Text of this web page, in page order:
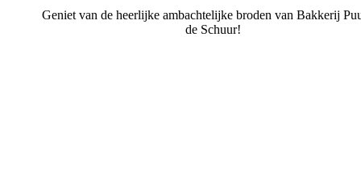
Geniet van de heerlijke ambachtelijke broden van Bakkerij
de Schuur!